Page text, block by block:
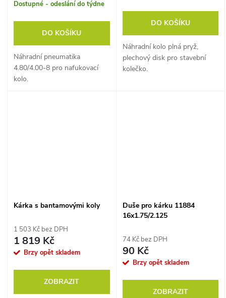
Dostupné - odeslání do týdne
DO KOŠÍKU
Náhradní pneumatika
4.80/4.00-8 pro nafukovací
kolo.
DO KOŠÍKU
Náhradní kolo plná pryž,
plechový disk pro stavební
kolečko.
Kárka s bantamovými koly
1 503 Kč bez DPH
1 819 Kč
Brzy opět skladem
ZOBRAZIT
Duše pro kárku 11884
16x1.75/2.125
74 Kč bez DPH
90 Kč
Brzy opět skladem
ZOBRAZIT